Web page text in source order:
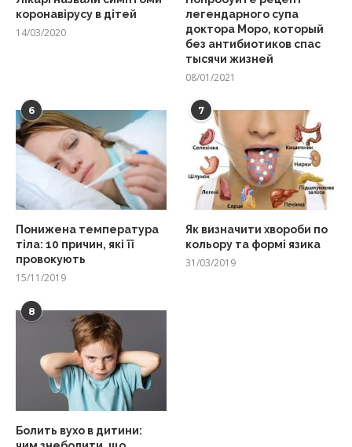
коронавірусу в дітей
14/03/2020
легендарного супа
доктора Моро, который
без антибиотиков спас
тысячи жизней
08/01/2021
6
Понижена температура
тіла: 10 причин, які її
провокують
15/11/2019
7
Як визначити хвороби по
кольору та формі язика
31/03/2019
8
Болить вухо в дитини: